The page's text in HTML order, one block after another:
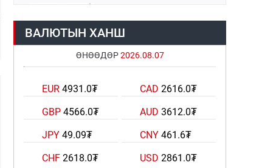
2026.07.31
Хөвсгөл нуурын их
хаягдлыг төвлөрүүлжээ
2026.07.31
ЦАНХИЙН ЗҮҮН УУРХАЙН
ХӨНДЛӨНГИЙН АУДИТ
ВАЛЮТЫН ХАНШ
ӨНӨӨДӨР2026.08.07
EUR 4931.0₮
GBP 4566.0₮
JPY 49.09₮
CHF 2618.0₮
CAD 2616.0₮
AUD 3612.0₮
CNY 461.6₮
USD 2861.0₮